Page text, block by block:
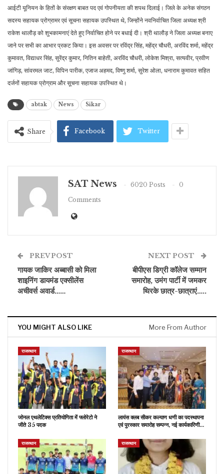
आईटी यूनियन के हितों के संरक्षण बाबत पद एवं गोपनीयता की शपथ दिलाई। जिले के अनेक संगठन
सदस्य सहायक प्रोग्रामर एवं सूचना सहायक उपस्थित थे, जिन्होंने नवनिर्वाचित जिला अध्यक्ष श्री
राकेश थालौड़ को शुभकामनाएं देते हुए निर्वाचित होने पर बधाई दी। श्री थालौड़ ने जिला अध्यक्ष बनाए
जाने पर सभी का आभार प्रकट किया। इस अवसर पर रविंद्र सिंह, महेंद्र चौधरी, अरविंद शर्मा, महेंद्र
कुमावत, विद्याधर सिंह, सुरेंद्र कुमार, नितिन बाहेती, अरविंद चौधरी, लोकेश मिश्रा, सत्यवीर, प्रवीण
जांगिड़, सांवरमल जाट, विपिन पारीक, एजाज अहमद, विष्णु शर्मा, सुरेश ओला, धनाराम कुमावत सहित
दर्जनों सहायक प्रोग्राम और सूचना सहायक उपस्थित थे।
abtak News Sikar
Share Facebook Twitter
SAT News 6020 Posts
0
Comments
PREV POST
गायक जाकिर अब्बासी को मिला
शाइनिंग डायमंड एक्सीलेंस
अचीवर्स अवार्ड……
NEXT POST
बीपीएस डिग्री कॉलेज सम्मान
समारोह, उमंग पार्टी में जमकर
थिरके छात्र-छात्राएं…..
YOU MIGHT ALSO LIKE More From Author
राजस्थान
जोनल एथलेटिक्स प्रतियोगिता में फ्लोरेटो ने
जीते 35 पदक
राजस्थान
लायंस क्लब सीकर कल्याण धणी का पदस्थापना
एवं पुरस्कार समारोह सम्पन्न, नई कार्यकारिणी…
राजस्थान राजस्थान